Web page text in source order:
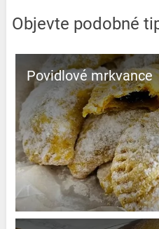
Objevte podobné
Povidlové mrkvance